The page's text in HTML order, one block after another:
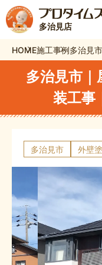
多治見店
HOME施工事例多治見
多治見市｜
装工事
多治見市 外壁